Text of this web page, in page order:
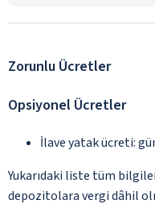
Zorunlu Ücretler
Opsiyonel Ücretler
İlave yatak ücreti:
Yukarıdaki liste tüm
depozitolara vergi dâhil